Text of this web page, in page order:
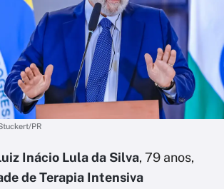
PR
Inácio Lula da Silva, 79 anos,
de Terapia Intensiva